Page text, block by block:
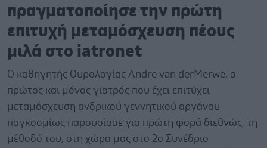
πραγματοποίησε την πρώτη
επιτυχή μεταμόσχευση πέους
μιλά στο iatronet
Ο καθηγητής Ουρολογίας Andre van derMerwe, ο
πρώτος και μόνος γιατρός που έχει επιτύχει
μεταμόσχευση ανδρικού γεννητικού οργάνου
παγκοσμίως παρουσίασε για πρώτη φορά διεθνώς, τη
μέθοδό του, στη χώρα μας στο 2ο Συνέδριο